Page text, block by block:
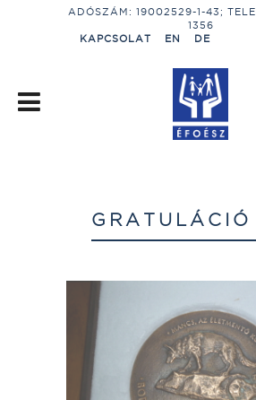
ADÓSZÁM: 19002529-1-43;
1356
KAPCSOLAT
EN DE
GRATULÁCIÓ